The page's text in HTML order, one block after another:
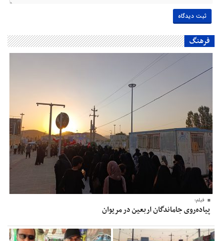
فرهنگ
فیلم؛
پیاده‌روی جاماندگان اربعین در مریوان